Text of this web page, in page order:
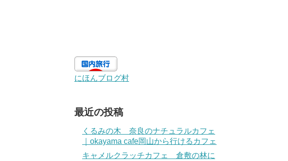
にほんブログ村
最近の投稿
くるみの木 奈良のナチュラルカフェ
｜okayama cafe岡山から行けるカフェ
キャメルクラッチカフェ 倉敷の林に